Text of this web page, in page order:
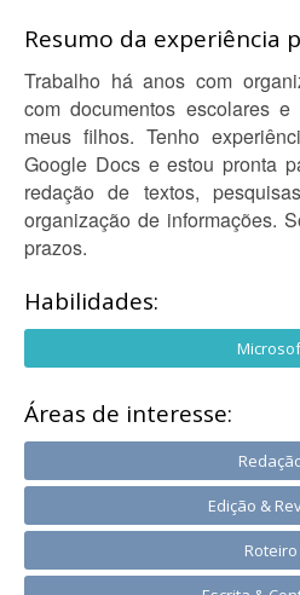
Resumo da experiência
Trabalho há anos com
com documentos escolares
meus filhos. Tenho
Google Docs e estou pronta
redação de textos,
organização de informações.
prazos.
Habilidades:
Áreas de interesse:
Edição &
Roteiro